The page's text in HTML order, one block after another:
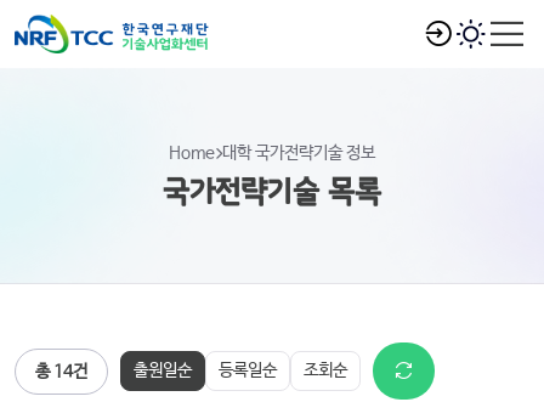
Home 대학 국가전략기술 정보
국가전략기술 목록
총 14건 출원일순 등록일순 조회순